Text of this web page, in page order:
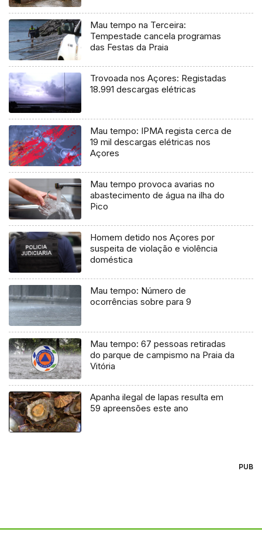
Mau tempo na Terceira:
Tempestade cancela programas
das Festas da Praia
Trovoada nos Açores: Registadas
18.991 descargas elétricas
Mau tempo: IPMA regista cerca de
19 mil descargas elétricas nos
Açores
Mau tempo provoca avarias no
abastecimento de água na ilha do
Pico
Homem detido nos Açores por
suspeita de violação e violência
doméstica
Mau tempo: Número de
ocorrências sobre para 9
Mau tempo: 67 pessoas retiradas
do parque de campismo na Praia da
Vitória
Apanha ilegal de lapas resulta em
59 apreensões este ano
PUB